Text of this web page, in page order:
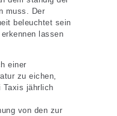
muss. Der
beleuchtet sein
lassen
einer
zu eichen,
Taxis jährlich
von den zur